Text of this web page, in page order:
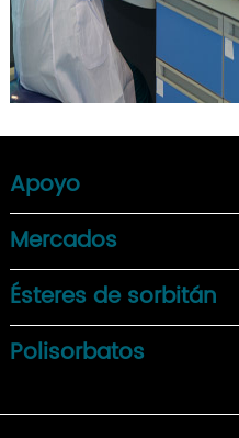
Apoyo
Mercados
Ésteres de sorbitán
Polisorbatos